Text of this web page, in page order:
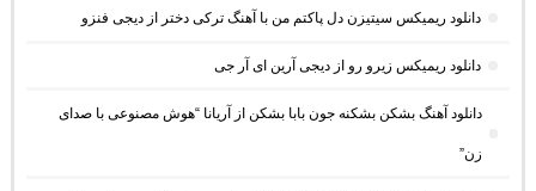
دانلود ریمیکس سیتیزن دل پاکتم من با آهنگ ترکی دختر از دیجی فنزو
دانلود ریمیکس زیرو رو از دیجی آرین ای آر جی
دانلود آهنگ بشکن بشکنه جون بابا بشکن از آریانا “هوش مصنوعی با صدای
زن”